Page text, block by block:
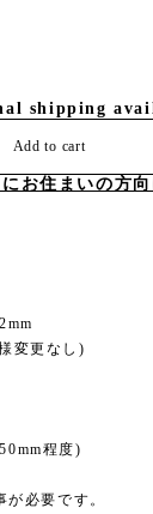
shipping
Add to cart
にお住まいの方
変更なし)
程度)
必要です。